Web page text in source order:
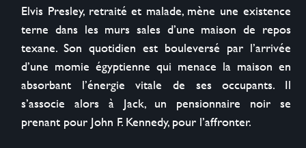
Elvis Presley, retraité et malade, mène une existence
terne dans les murs sales d’une maison de repos
texane. Son quotidien est bouleversé par l’arrivée
d’une momie égyptienne qui menace la maison en
absorbant l’énergie vitale de ses occupants. Il
s’associe alors à Jack, un pensionnaire noir se
prenant pour John F. Kennedy, pour l’affronter.